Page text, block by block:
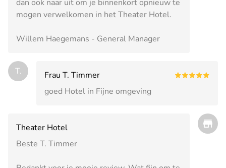
dan ook naar uit om je binnenkort opnieuw te
mogen verwelkomen in het Theater Hotel.
Willem Haegemans - General Manager
T.
Frau T. Timmer
goed Hotel in Fijne omgeving
Theater Hotel
Beste T. Timmer